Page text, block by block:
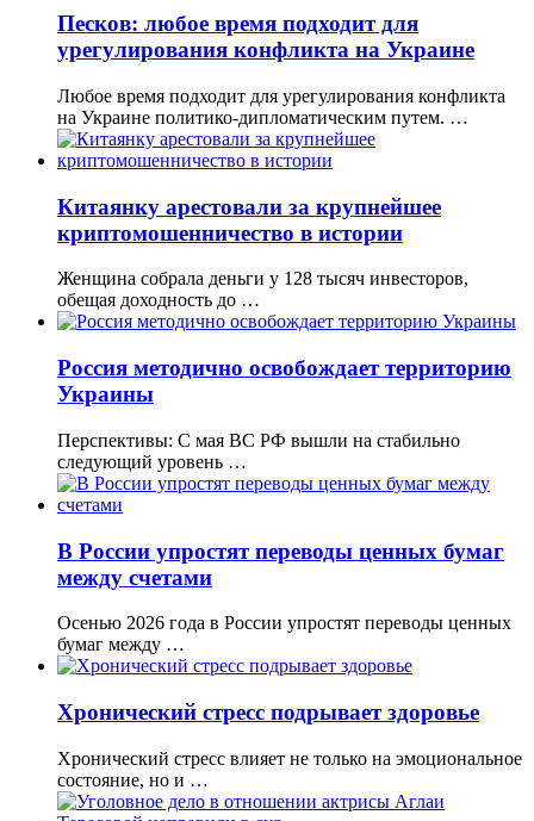
Песков: любое время подходит для
урегулирования конфликта на Украине
Любое время подходит для урегулирования конфликта
на Украине политико-дипломатическим путем. …
Китаянку арестовали за крупнейшее
криптомошенничество в истории
Женщина собрала деньги у 128 тысяч инвесторов,
обещая доходность до …
Россия методично освобождает территорию
Украины
Перспективы: С мая ВС РФ вышли на стабильно
следующий уровень …
В России упростят переводы ценных бумаг
между счетами
Осенью 2026 года в России упростят переводы ценных
бумаг между …
Хронический стресс подрывает здоровье
Хронический стресс влияет не только на эмоциональное
состояние, но и …